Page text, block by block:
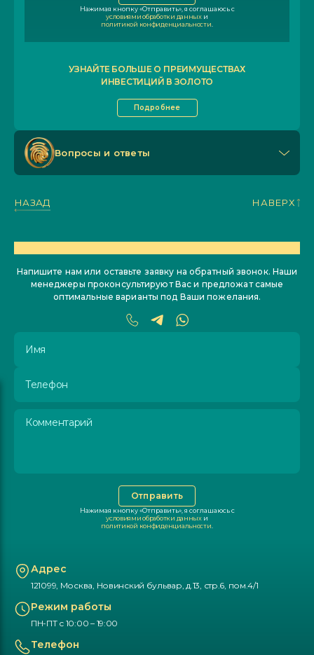
Нажимая кнопку «Отправить», я соглашаюсь с
условиями обработки данныхи
политикой конфиденциальности
УЗНАЙТЕ БОЛЬШЕ О ПРЕИМУЩЕСТВАХ
ИНВЕСТИЦИЙ В ЗОЛОТО
Подробнее
Вопросы и ответы
НАЗАД НАВЕРХ
Напишите нам или оставьте заявку на обратный звонок. Наши
менеджеры проконсультируют Вас и предложат самые
оптимальные варианты под Ваши пожелания.
Комментарий
Нажимая кнопку «Отправить», я соглашаюсь с
условиями обработки данныхи
политикой конфиденциальности
Отправить
Адрес
121099, Москва, Новинский бульвар, д.13, стр.6, пом.4/1
Режим работы
ПН-ПТ с 10:00 – 19:00
Телефон